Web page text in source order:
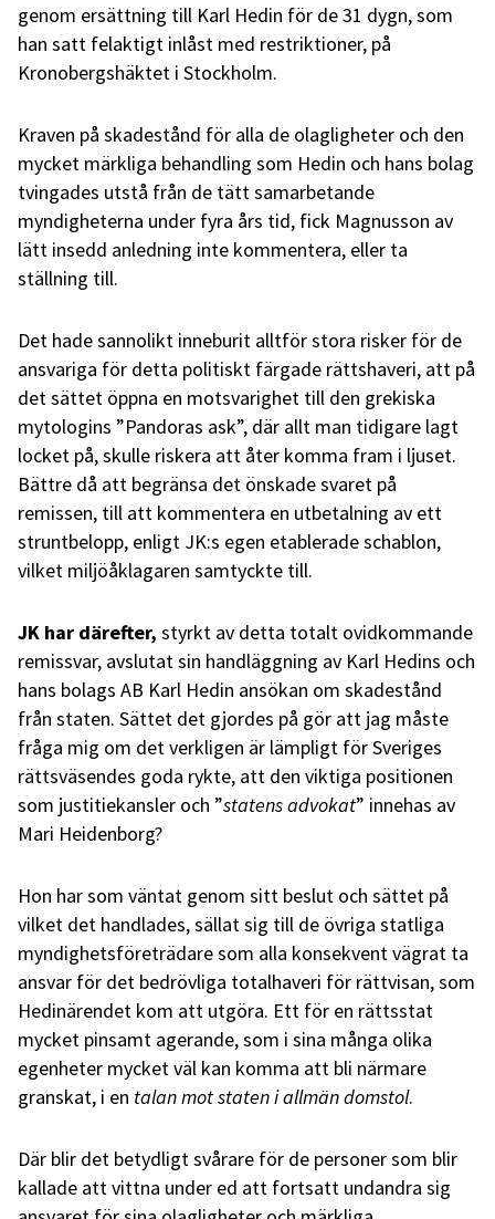
genom ersättning till Karl Hedin för de 31 dygn, som
han satt felaktigt inlåst med restriktioner, på
Kronobergshäktet i Stockholm.
Kraven på skadestånd för alla de olagligheter och den
mycket märkliga behandling som Hedin och hans bolag
tvingades utstå från de tätt samarbetande
myndigheterna under fyra års tid, fick Magnusson av
lätt insedd anledning inte kommentera, eller ta
ställning till.
Det hade sannolikt inneburit alltför stora risker för de
ansvariga för detta politiskt färgade rättshaveri, att på
det sättet öppna en motsvarighet till den grekiska
mytologins ”Pandoras ask”, där allt man tidigare lagt
locket på, skulle riskera att åter komma fram i ljuset.
Bättre då att begränsa det önskade svaret på
remissen, till att kommentera en utbetalning av ett
struntbelopp, enligt JK:s egen etablerade schablon,
vilket miljöåklagaren samtyckte till.
JK har därefter, styrkt av detta totalt ovidkommande
remissvar, avslutat sin handläggning av Karl Hedins och
hans bolags AB Karl Hedin ansökan om skadestånd
från staten. Sättet det gjordes på gör att jag måste
fråga mig om det verkligen är lämpligt för Sveriges
rättsväsendes goda rykte, att den viktiga positionen
som justitiekansler och ”statens advokat” innehas av
Mari Heidenborg?
Hon har som väntat genom sitt beslut och sättet på
vilket det handlades, sällat sig till de övriga statliga
myndighetsföreträdare som alla konsekvent vägrat ta
ansvar för det bedrövliga totalhaveri för rättvisan, som
Hedinärendet kom att utgöra. Ett för en rättsstat
mycket pinsamt agerande, som i sina många olika
egenheter mycket väl kan komma att bli närmare
granskat, i en talan mot staten i allmän domstol.
Där blir det betydligt svårare för de personer som blir
kallade att vittna under ed att fortsatt undandra sig